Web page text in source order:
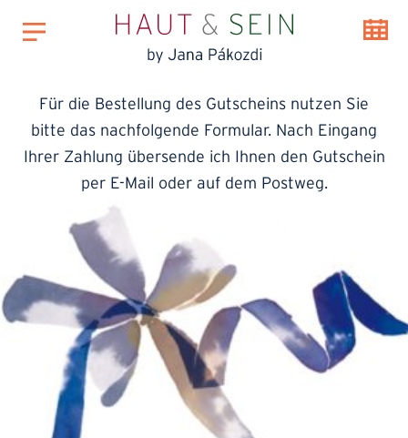
Für die Bestellung des Gutscheins nutzen Sie
bitte das nachfolgende Formular. Nach Eingang
Ihrer Zahlung übersende ich Ihnen den Gutschein
per E-Mail oder auf dem Postweg.